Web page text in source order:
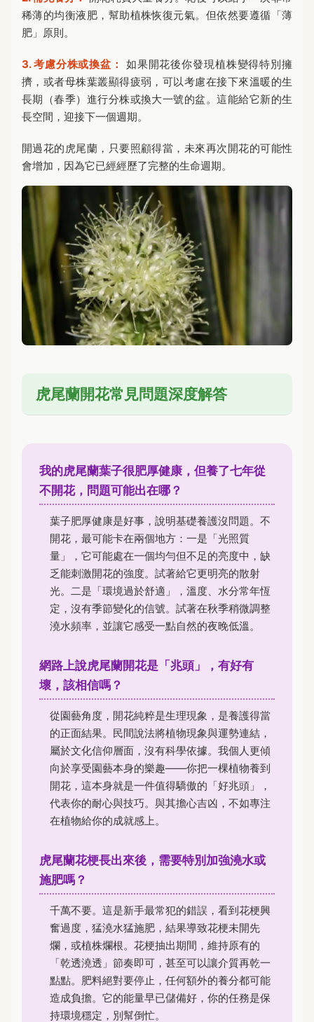
稀薄的均衡液肥，幫助植株恢復元氣。但依然要遵循「薄
肥」原則。
3. 考慮分株或換盆：
如果開花後你發現植株變得特別擁
擠，或者母株葉叢顯得疲弱，可以考慮在接下來溫暖的生
長期（春季）進行分株或換大一號的盆。這能給它新的生
長空間，迎接下一個週期。
開過花的虎尾蘭，只要照顧得當，未來再次開花的可能性
會增加，因為它已經經歷了完整的生命週期。
虎尾蘭開花常見問題深度解答
我的虎尾蘭葉子很肥厚健康，但養了七年從
不開花，問題可能出在哪？
葉子肥厚健康是好事，說明基礎養護沒問題。不
開花，最可能卡在兩個地方：一是「光照質
量」，它可能處在一個均勻但不足的亮度中，缺
乏能刺激開花的強度。試著給它更明亮的散射
光。二是「環境過於舒適」，溫度、水分常年恆
定，沒有季節變化的信號。試著在秋季稍微調整
澆水頻率，並讓它感受一點自然的夜晚低溫。
網路上說虎尾蘭開花是「兆頭」，有好有
壞，該相信嗎？
從園藝角度，開花純粹是生理現象，是養護得當
的正面結果。民間說法將植物現象與運勢連結，
屬於文化信仰層面，沒有科學依據。我個人更傾
向於享受園藝本身的樂趣——你把一棵植物養到
開花，這本身就是一件值得驕傲的「好兆頭」，
代表你的耐心與技巧。與其擔心吉凶，不如專注
在植物給你的成就感上。
虎尾蘭花梗長出來後，需要特別加強澆水或
施肥嗎？
千萬不要。這是新手最常犯的錯誤，看到花梗興
奮過度，猛澆水猛施肥，結果導致花梗未開先
爛，或植株爛根。花梗抽出期間，維持原有的
「乾透澆透」節奏即可，甚至可以讓介質再乾一
點點。肥料絕對要停止，任何額外的養分都可能
造成負擔。它的能量早已儲備好，你的任務是保
持環境穩定，別幫倒忙。